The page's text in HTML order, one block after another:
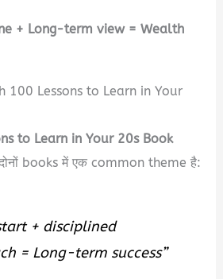
+ Long-term view = Wealth
100 Lessons to Learn in Your
to Learn in Your 20s Book
books में एक common theme है:
+ disciplined
= Long-term success”